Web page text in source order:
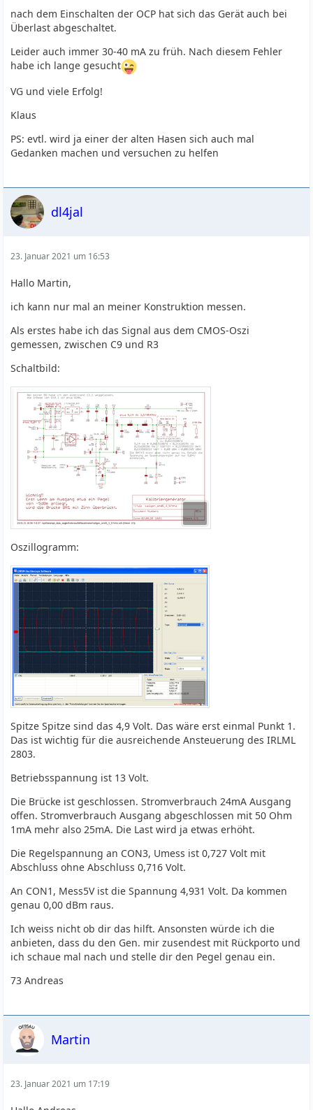
nach dem Einschalten der OCP hat sich das Gerät auch bei
Überlast abgeschaltet.
Leider auch immer 30-40 mA zu früh. Nach diesem Fehler
habe ich lange gesucht
VG und viele Erfolg!
Klaus
PS: evtl. wird ja einer der alten Hasen sich auch mal
Gedanken machen und versuchen zu helfen
dl4jal
23. Januar 2021 um 16:53
Hallo Martin,
ich kann nur mal an meiner Konstruktion messen.
Als erstes habe ich das Signal aus dem CMOS-Oszi
gemessen, zwischen C9 und R3
Schaltbild:
Oszillogramm:
Spitze Spitze sind das 4,9 Volt. Das wäre erst einmal Punkt 1.
Das ist wichtig für die ausreichende Ansteuerung des IRLML
2803.
Betriebsspannung ist 13 Volt.
Die Brücke ist geschlossen. Stromverbrauch 24mA Ausgang
offen. Stromverbrauch Ausgang abgeschlossen mit 50 Ohm
1mA mehr also 25mA. Die Last wird ja etwas erhöht.
Die Regelspannung an CON3, Umess ist 0,727 Volt mit
Abschluss ohne Abschluss 0,716 Volt.
An CON1, Mess5V ist die Spannung 4,931 Volt. Da kommen
genau 0,00 dBm raus.
Ich weiss nicht ob dir das hilft. Ansonsten würde ich die
anbieten, dass du den Gen. mir zusendest mit Rückporto und
ich schaue mal nach und stelle dir den Pegel genau ein.
73 Andreas
Martin
23. Januar 2021 um 17:19